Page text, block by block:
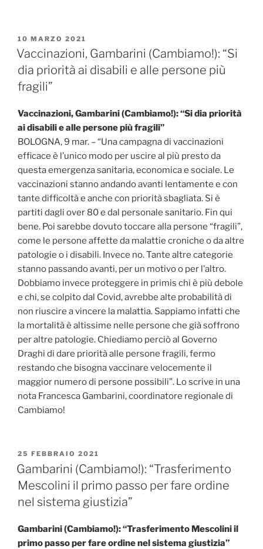
PUBBLICATO
IL
10 MARZO 2021
Vaccinazioni, Gambarini (Cambiamo!): “Si
dia priorità ai disabili e alle persone più
fragili”
Vaccinazioni, Gambarini (Cambiamo!): “Si dia priorità
ai disabili e alle persone più fragili”
BOLOGNA, 9 mar. – “Una campagna di vaccinazioni
efficace è l’unico modo per uscire al più presto da
questa emergenza sanitaria, economica e sociale. Le
vaccinazioni stanno andando avanti lentamente e con
tante difficoltà e anche con priorità sbagliata. Si è
partiti dagli over 80 e dal personale sanitario. Fin qui
bene. Poi sarebbe dovuto toccare alla persone “fragili”,
come le persone affette da malattie croniche o da altre
patologie o i disabili. Invece no. Tante altre categorie
stanno passando avanti, per un motivo o per l’altro.
Dobbiamo invece proteggere in primis chi è più debole
e chi, se colpito dal Covid, avrebbe alte probabilità di
non riuscire a vincere la malattia. Sappiamo infatti che
la mortalità è altissime nelle persone che già soffrono
per altre patologie. Chiediamo perciò al Governo
Draghi di dare priorità alle persone fragili, fermo
restando che bisogna vaccinare velocemente il
maggior numero di persone possibili”. Lo scrive in una
nota Francesca Gambarini, coordinatore regionale di
Cambiamo!
PUBBLICATO
IL
25 FEBBRAIO 2021
Gambarini (Cambiamo!): “Trasferimento
Mescolini il primo passo per fare ordine
nel sistema giustizia”
Gambarini (Cambiamo!): “Trasferimento Mescolini il
primo passo per fare ordine nel sistema giustizia”